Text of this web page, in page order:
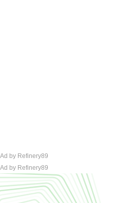
by Refinery89
by Refinery89